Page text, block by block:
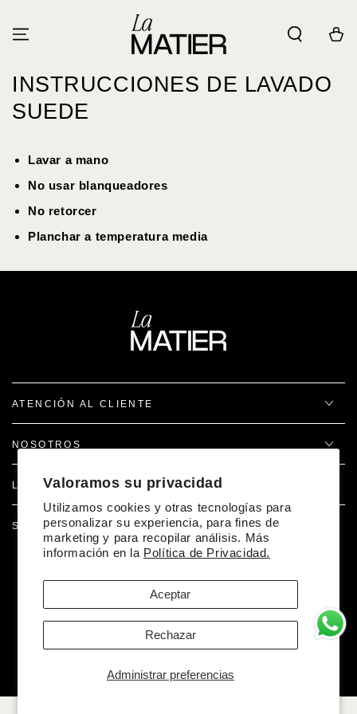
Valoramos su privacidad
Utilizamos cookies y otras tecnologías para
personalizar su experiencia, para fines de
marketing y para recopilar análisis. Más
información en la Política de Privacidad.
Administrar preferencias
Aceptar
Rechazar
Carrito
INSTRUCCIONES DE LAVADO
SUEDE
Lavar a mano
No usar blanqueadores
No retorcer
Planchar a temperatura media
ATENCIÓN AL CLIENTE
NOSOTROS
LEGAL
SÍGUENOS EN REDES
FacebookPinterestInstagram
TikTok
Desarrollado por Doer